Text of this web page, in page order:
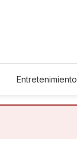
Entretenimiento